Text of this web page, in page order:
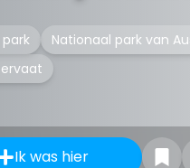
Nationaal park van
Ik was hier